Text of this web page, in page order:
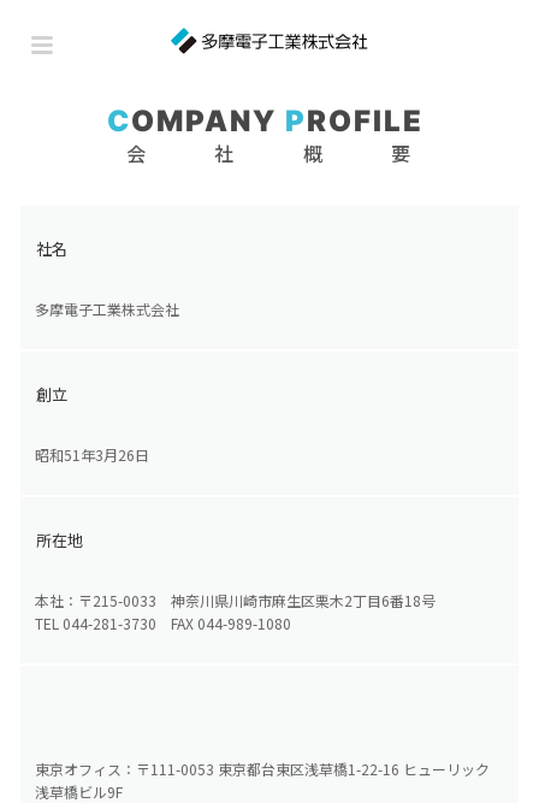
COMPANY PROFILE
会社概要
社名
多摩電子工業株式会社
創立
昭和51年3月26日
所在地
本社：〒215-0033 神奈川県川崎市麻生区栗木2丁目6番18号
TEL 044-281-3730 FAX 044-989-1080
東京オフィス：〒111-0053 東京都台東区浅草橋1-22-16 ヒューリック
浅草橋ビル9F